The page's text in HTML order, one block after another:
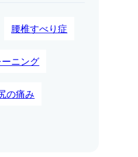
腰椎すべり症
ニング
の痛み